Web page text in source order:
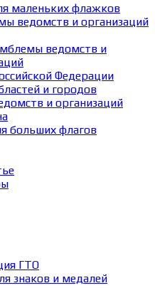
маленьких флажков
ведомств и организаций
ведомств и
Федерации
и городов
и организаций
больших флагов
ГТО
знаков и медалей